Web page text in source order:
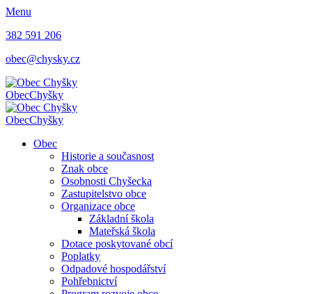
Menu
382 591 206
obec@chysky.cz
ObecChyšky
ObecChyšky
Obec
Historie a současnost
Znak obce
Osobnosti Chyšecka
Zastupitelstvo obce
Organizace obce
Základní škola
Mateřská škola
Dotace poskytované obcí
Poplatky
Odpadové hospodářství
Pohřebnictví